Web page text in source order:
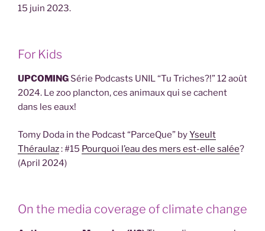
15 juin 2023.
For Kids
UPCOMING Série Podcasts UNIL “Tu Triches?!” 12 août
2024. Le zoo plancton, ces animaux qui se cachent
dans les eaux!
Tomy Doda in the Podcast “ParceQue” byYseult
Théraulaz: #15 Pourquoi l’eau des mers est-elle salée?
(April 2024)
On the media coverage of climate change